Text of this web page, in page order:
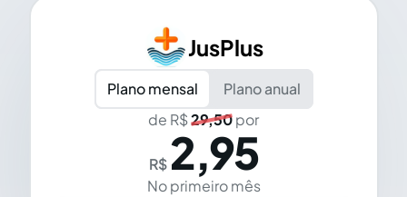
JusPlus
Plano mensal
Plano anual
de R$29,50por
R$ 2,95
No primeiro mês